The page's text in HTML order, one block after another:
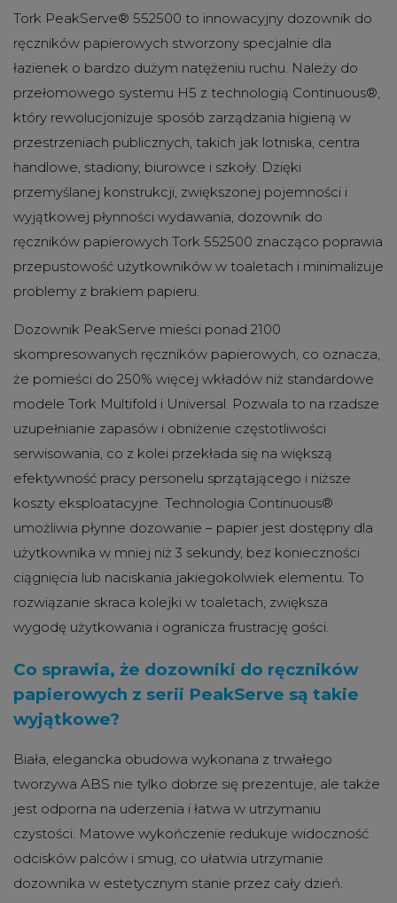
Tork PeakServe® 552500 to innowacyjny dozownik do
ręczników papierowych stworzony specjalnie dla
łazienek o bardzo dużym natężeniu ruchu. Należy do
przełomowego systemu H5 z technologią Continuous®,
który rewolucjonizuje sposób zarządzania higieną w
przestrzeniach publicznych, takich jak lotniska, centra
handlowe, stadiony, biurowce i szkoły. Dzięki
przemyślanej konstrukcji, zwiększonej pojemności i
wyjątkowej płynności wydawania, dozownik do
ręczników papierowych Tork 552500 znacząco poprawia
przepustowość użytkowników w toaletach i minimalizuje
problemy z brakiem papieru.
Dozownik PeakServe mieści ponad 2100
skompresowanych ręczników papierowych, co oznacza,
że pomieści do 250% więcej wkładów niż standardowe
modele Tork Multifold i Universal. Pozwala to na rzadsze
uzupełnianie zapasów i obniżenie częstotliwości
serwisowania, co z kolei przekłada się na większą
efektywność pracy personelu sprzątającego i niższe
koszty eksploatacyjne. Technologia Continuous®
umożliwia płynne dozowanie – papier jest dostępny dla
użytkownika w mniej niż 3 sekundy, bez konieczności
ciągnięcia lub naciskania jakiegokolwiek elementu. To
rozwiązanie skraca kolejki w toaletach, zwiększa
wygodę użytkowania i ogranicza frustrację gości.
Co sprawia, że dozowniki do ręczników
papierowych z serii PeakServe są takie
wyjątkowe?
Biała, elegancka obudowa wykonana z trwałego
tworzywa ABS nie tylko dobrze się prezentuje, ale także
jest odporna na uderzenia i łatwa w utrzymaniu
czystości. Matowe wykończenie redukuje widoczność
odcisków palców i smug, co ułatwia utrzymanie
dozownika w estetycznym stanie przez cały dzień.